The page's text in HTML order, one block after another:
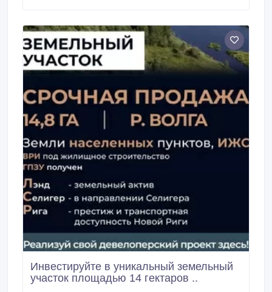
Инвестируйте в уникальный земельный
участок площадью 14 гектаров ..